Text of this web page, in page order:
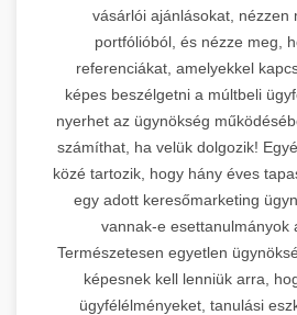
vásárlói ajánlásokat, nézzen
portfólióból, és nézze meg,
referenciákat, amelyekkel
képes beszélgetni a múltbeli
nyerhet az ügynökség
számíthat, ha velük dolgozik!
közé tartozik, hogy hány éves
egy adott keresőmarketing
vannak-e esettanulmányok
Természetesen egyetlen
képesnek kell lenniük arra,
ügyfélélményeket, tanulási